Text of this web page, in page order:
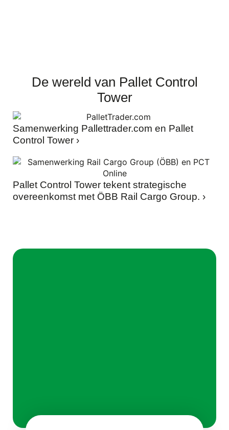
De wereld van Pallet Control
Tower
Samenwerking Pallettrader.com en Pallet
Control Tower ›
Pallet Control Tower tekent strategische
overeenkomst met ÖBB Rail Cargo Group. ›